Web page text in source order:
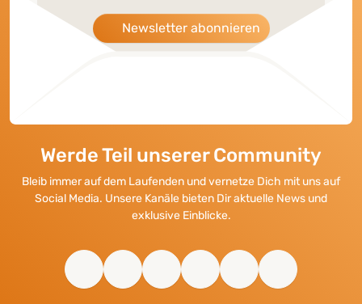
Newsletter abonnieren
Werde Teil unserer Community
Bleib immer auf dem Laufenden und vernetze Dich mit uns auf
Social Media. Unsere Kanäle bieten Dir aktuelle News und
exklusive Einblicke.